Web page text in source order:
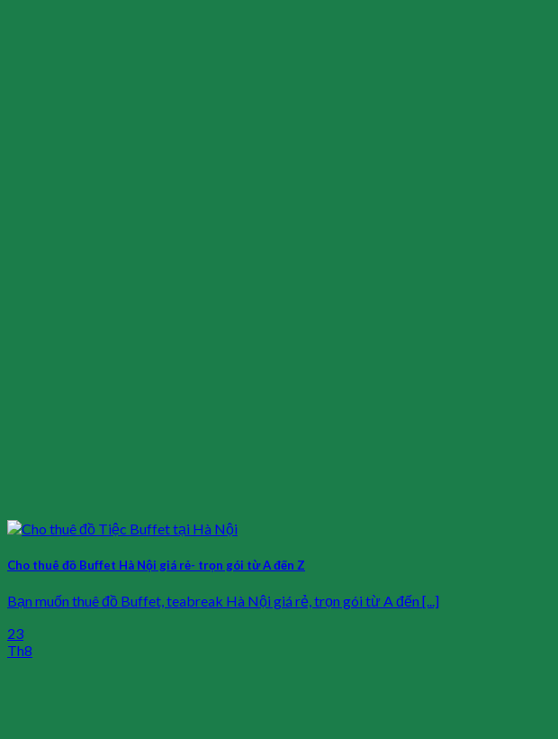
Cho thuê đồ Buffet Hà Nội giá rẻ- trọn gói từ A đến Z
Bạn muốn thuê đồ Buffet, teabreak Hà Nội giá rẻ, trọn gói từ A đến [...]
23
Th8